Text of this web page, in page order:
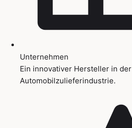
Unternehmen
Ein innovativer Hersteller in der
Automobilzulieferindustrie.